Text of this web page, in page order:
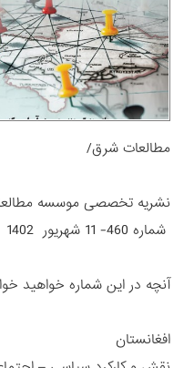
مطالعات شرق/
نشریه تخصصی موسسه
شماره 460- 11 شهریور 1402
آنچه در این شماره خواهید
افغانستان